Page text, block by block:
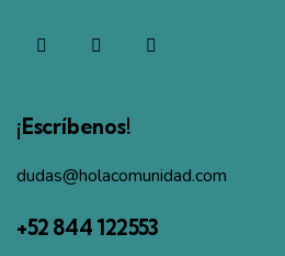
¡Escríbenos!
dudas@holacomunidad.com
+52 844 122553